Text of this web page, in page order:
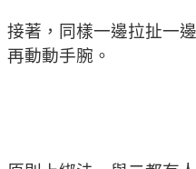
接著，同樣一邊拉扯一
再動動手腕。